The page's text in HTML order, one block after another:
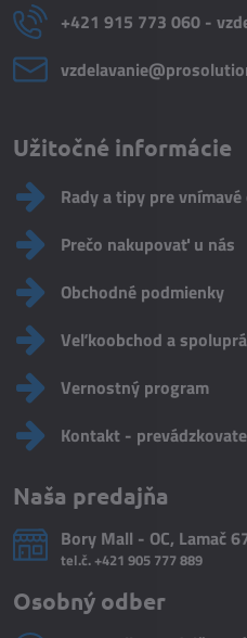
+421 915 773 060 -
Užitočné informácie
Rady a tipy pre
Prečo nakupovať u nás
Obchodné podmienky
Veľkoobchod a
Vernostný program
Kontakt -
Naša predajňa
Bory Mall - OC, Lamač
tel.č.+421 905 777 889
Osobný odber